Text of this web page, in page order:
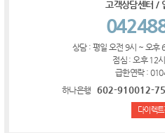
고객상담센터 /
상담 : 평일 오전 9시 ~ 오후
점심 : 오후 12
급한연락 :
하나은행
602-910012-
다이렉트